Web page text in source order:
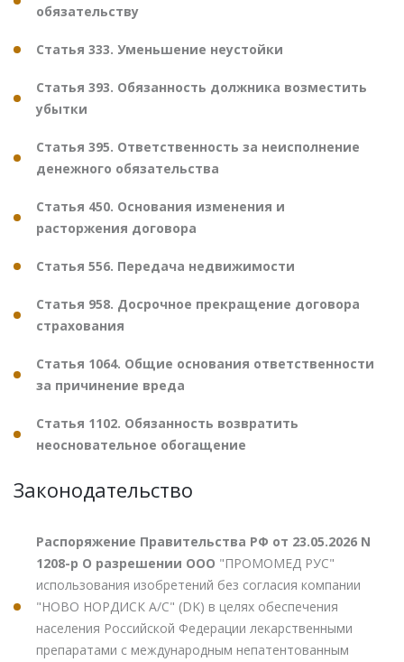
обязательству
Статья 333. Уменьшение неустойки
Статья 393. Обязанность должника возместить
убытки
Статья 395. Ответственность за неисполнение
денежного обязательства
Статья 450. Основания изменения и
расторжения договора
Статья 556. Передача недвижимости
Статья 958. Досрочное прекращение договора
страхования
Статья 1064. Общие основания ответственности
за причинение вреда
Статья 1102. Обязанность возвратить
неосновательное обогащение
Законодательство
Распоряжение Правительства РФ от 23.05.2026 N
1208-р О разрешении ООО "ПРОМОМЕД РУС"
использования изобретений без согласия компании
"НОВО НОРДИСК А/С" (DK) в целях обеспечения
населения Российской Федерации лекарственными
препаратами с международным непатентованным